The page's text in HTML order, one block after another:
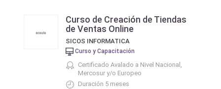
Curso de Creación de Tiendas
de Ventas Online
SICOS INFORMATICA
Curso y Capacitación
Certificado Avalado a Nivel Nacional,
Mercosur y/o Europeo
Duración 5 meses